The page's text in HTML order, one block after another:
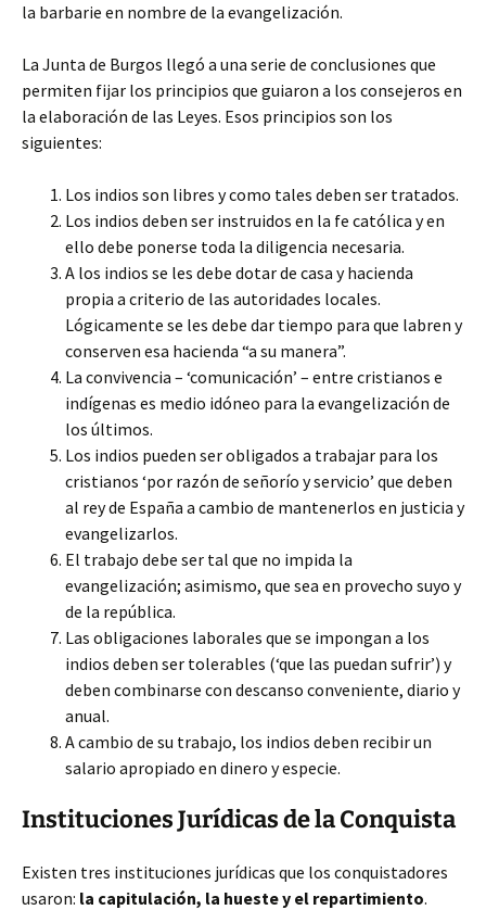
la barbarie en nombre de la evangelización.
La Junta de Burgos llegó a una serie de conclusiones que
permiten fijar los principios que guiaron a los consejeros en
la elaboración de las Leyes. Esos principios son los
siguientes:
Los indios son libres y como tales deben ser tratados.
Los indios deben ser instruidos en la fe católica y en
ello debe ponerse toda la diligencia necesaria.
A los indios se les debe dotar de casa y hacienda
propia a criterio de las autoridades locales.
Lógicamente se les debe dar tiempo para que labren y
conserven esa hacienda “a su manera”.
La convivencia – ‘comunicación’ – entre cristianos e
indígenas es medio idóneo para la evangelización de
los últimos.
Los indios pueden ser obligados a trabajar para los
cristianos ‘por razón de señorío y servicio’ que deben
al rey de España a cambio de mantenerlos en justicia y
evangelizarlos.
El trabajo debe ser tal que no impida la
evangelización; asimismo, que sea en provecho suyo y
de la república.
Las obligaciones laborales que se impongan a los
indios deben ser tolerables (‘que las puedan sufrir’) y
deben combinarse con descanso conveniente, diario y
anual.
A cambio de su trabajo, los indios deben recibir un
salario apropiado en dinero y especie.
Instituciones Jurídicas de la Conquista
Existen tres instituciones jurídicas que los conquistadores
usaron: la capitulación, la hueste y el repartimiento.